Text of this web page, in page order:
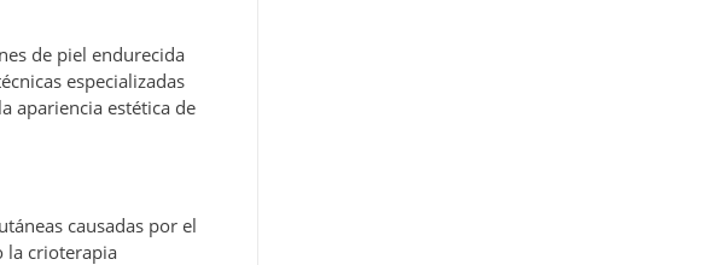
de piel endurecida
especializadas
apariencia estética de
causadas por el
la crioterapia